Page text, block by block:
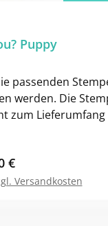
Puppy
passenden
werden. Die
Preis:
€
Versandkosten